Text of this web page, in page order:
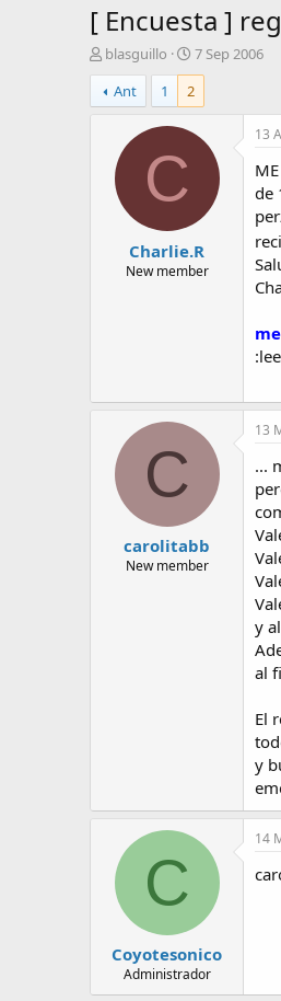
[ Encuesta ]
A
u
t
o
blasguillo
F
e
c
h
a
i
c
i
7 Sep 2006
Ant
1 2
C
Charlie.R
New member
13
de
C
carolitabb
New member
13
...
y
al
El
y
C
Coyotesonico
Administrador
14